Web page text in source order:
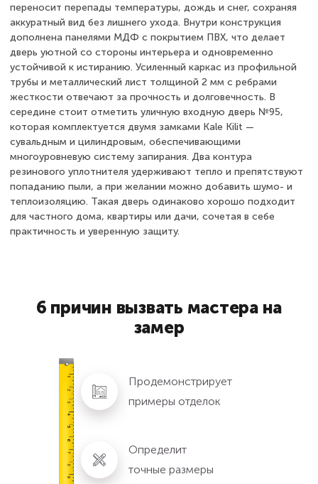
переносит перепады температуры, дождь и снег, сохраняя
аккуратный вид без лишнего ухода. Внутри конструкция
дополнена панелями МДФ с покрытием ПВХ, что делает
дверь уютной со стороны интерьера и одновременно
устойчивой к истиранию. Усиленный каркас из профильной
трубы и металлический лист толщиной 2 мм с ребрами
жесткости отвечают за прочность и долговечность. В
середине стоит отметить уличную входную дверь №95,
которая комплектуется двумя замками Kale Kilit —
сувальдным и цилиндровым, обеспечивающими
многоуровневую систему запирания. Два контура
резинового уплотнителя удерживают тепло и препятствуют
попаданию пыли, а при желании можно добавить шумо- и
теплоизоляцию. Такая дверь одинаково хорошо подходит
для частного дома, квартиры или дачи, сочетая в себе
практичность и уверенную защиту.
6 причин вызвать мастера на
замер
Продемонстрирует
примеры отделок
Определит
точные размеры